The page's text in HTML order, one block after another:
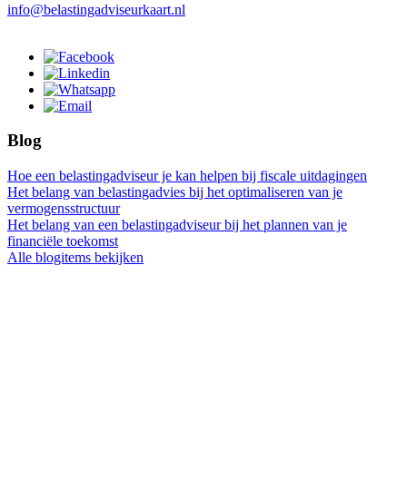
info@belastingadviseurkaart.nl
Blog
Hoe een belastingadviseur je kan helpen bij fiscale uitdagingen
Het belang van belastingadvies bij het optimaliseren van je
vermogensstructuur
Het belang van een belastingadviseur bij het plannen van je
financiële toekomst
Alle blogitems bekijken